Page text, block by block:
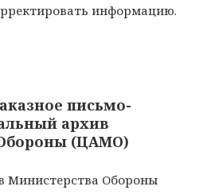
информацию.
письмо-
архив
(ЦАМО)
Министерства Обороны